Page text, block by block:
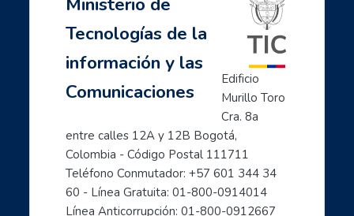
- Prevención de riesgos de contenido y contacto en Internet
Mis cursos
Mujeres TIC para el cambio
Inicia con TIC
Página principal
- Aprende a usar Internet fácilmente
- Introducción al mundo digital
- Formación en Internet para personas mayores
- Mujeres líderes de la Transformación Digital
Tecnologías de la
información y las
Comunicaciones
Edificio
Murillo Toro
Cra. 8a
entre calles 12A y 12B Bogotá,
Colombia - Código Postal 111711
Teléfono Conmutador: +57 601 344 34
60 - Línea Gratuita: 01-800-0914014
Línea Anticorrupción: 01-800-0912667